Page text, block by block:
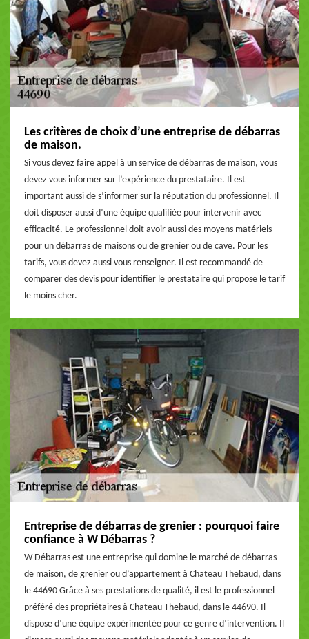
Les critères de choix d’une entreprise de débarras
de maison.
Si vous devez faire appel à un service de débarras de maison, vous
devez vous informer sur l’expérience du prestataire. Il est
important aussi de s’informer sur la réputation du professionnel. Il
doit disposer aussi d’une équipe qualifiée pour intervenir avec
efficacité. Le professionnel doit avoir aussi des moyens matériels
pour un débarras de maisons ou de grenier ou de cave. Pour les
tarifs, vous devez aussi vous renseigner. Il est recommandé de
comparer des devis pour identifier le prestataire qui propose le tarif
le moins cher.
Entreprise de débarras de grenier : pourquoi faire
confiance à W Débarras ?
W Débarras est une entreprise qui domine le marché de débarras
de maison, de grenier ou d’appartement à Chateau Thebaud, dans
le 44690 Grâce à ses prestations de qualité, il est le professionnel
préféré des propriétaires à Chateau Thebaud, dans le 44690. Il
dispose d’une équipe expérimentée pour ce genre d’intervention. Il